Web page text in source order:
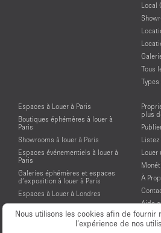
Nous utilisons les cookies afin de fournir
l’expérience de nos
Local
Tous
Types
Espaces à Louer à Paris
Boutiques éphémères à louer à
Paris
Showrooms à louer à Paris
Espaces événementiels à louer à
Paris
Galeries éphémères et espaces
d’exposition à louer à Paris
Espaces à Louer à Londres
Espaces à Louer à New York
Espaces à Louer à San Francisco
plus
Listez
Louer
À
Aide